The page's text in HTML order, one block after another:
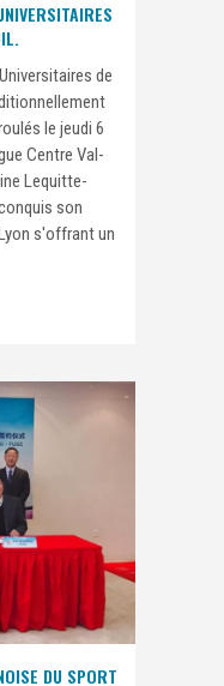
de
le jeudi 6
Centre Val-
Lequitte-
son
s'offrant un
DU SPORT